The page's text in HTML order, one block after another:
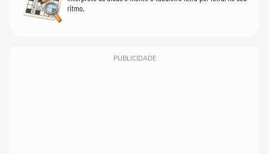
ritmo.
PUBLICIDADE